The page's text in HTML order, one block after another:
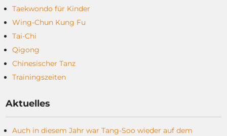
Taekwondo für Kinder
Wing-Chun Kung Fu
Tai-Chi
Qigong
Chinesischer Tanz
Trainingszeiten
Aktuelles
Auch in diesem Jahr war Tang-Soo wieder auf dem